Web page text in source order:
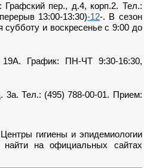
пер., д.4, корп.2. Тел.:
13:00-13:30)-12-. В сезон
и воскресенье с 9:00 до
График: ПН-ЧТ 9:30-16:30,
Тел.: (495) 788-00-01. Прием:
гигиены и эпидемиологии
на официальных сайтах